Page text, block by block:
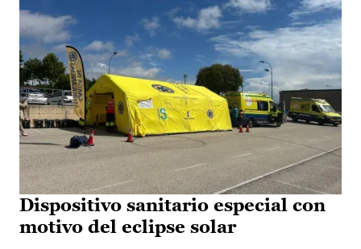
Dispositivo sanitario especial con
motivo del eclipse solar